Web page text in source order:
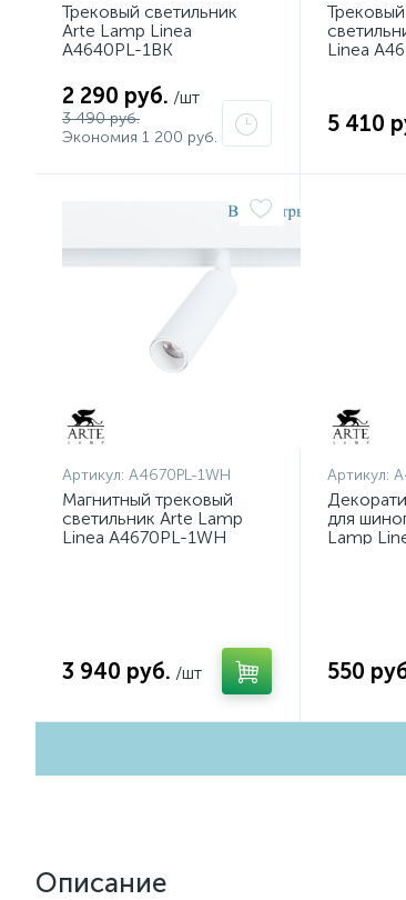
Трековый светильник
Arte Lamp Linea
A4640PL-1BK
2 290 руб. /шт
3 490 руб.
Экономия 1 200 руб.
Linea
5 410
Артикул: A4670PL-1WH
Магнитный трековый
светильник Arte Lamp
Linea A4670PL-1WH
3 940 руб. /шт
Артикул:
для
Lamp
550
Описание